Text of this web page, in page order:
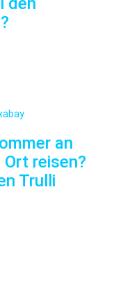
an
reisen?
Trulli